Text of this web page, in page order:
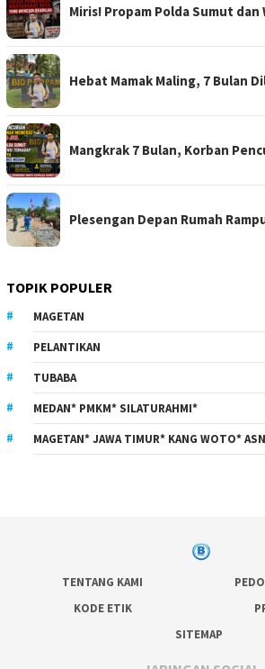
Miris! Propam Polda Sumut
Hebat Mamak Maling, 7 Bulan
Mangkrak 7 Bulan, Korban
Plesengan Depan Rumah
TOPIK POPULER
MAGETAN
PELANTIKAN
TUBABA
MEDAN* PMKM* SILATURAHMI*
MAGETAN* JAWA TIMUR* KANG WOTO* ASN
TENTANG KAMI
KODE ETIK
SITEMAP